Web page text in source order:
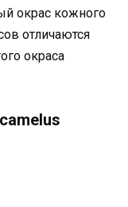
окрас кожного
отличаются
окраса